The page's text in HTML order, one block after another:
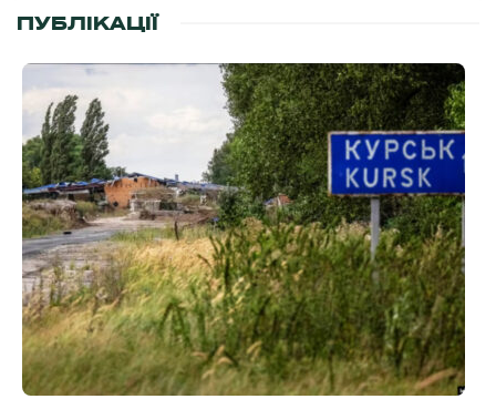
ПУБЛІКАЦІЇ